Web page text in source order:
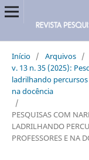
Início / Arquivos /
v. 13 n. 35 (2025):
ladrilhando
na docência
/
PESQUISAS COM
LADRILHANDO
PROFESSORES E NA